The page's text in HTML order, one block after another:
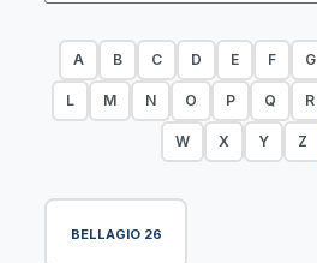
A B C D E F G
L M N O P Q R
W X Y Z
BELLAGIO 26